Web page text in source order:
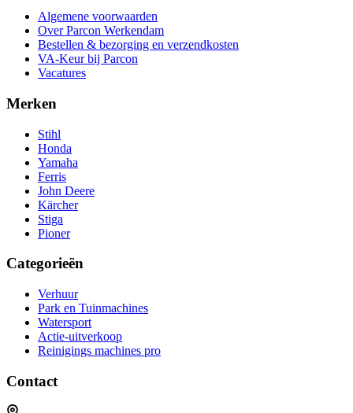
Algemene voorwaarden
Over Parcon Werkendam
Bestellen & bezorging en verzendkosten
VA-Keur bij Parcon
Vacatures
Merken
Stihl
Honda
Yamaha
Ferris
John Deere
Kärcher
Stiga
Pioner
Categorieën
Verhuur
Park en Tuinmachines
Watersport
Actie-uitverkoop
Reinigings machines pro
Contact